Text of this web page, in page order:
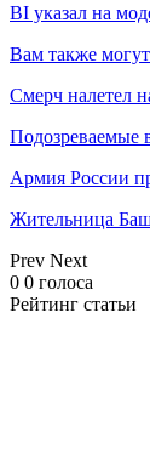
BI указал на
Вам также
Смерч налетел
Подозреваемые
Армия России
Жительница
Prev Next
0 0 голоса
Рейтинг статьи